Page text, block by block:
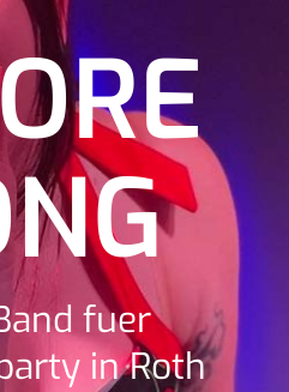
fuer
in Roth